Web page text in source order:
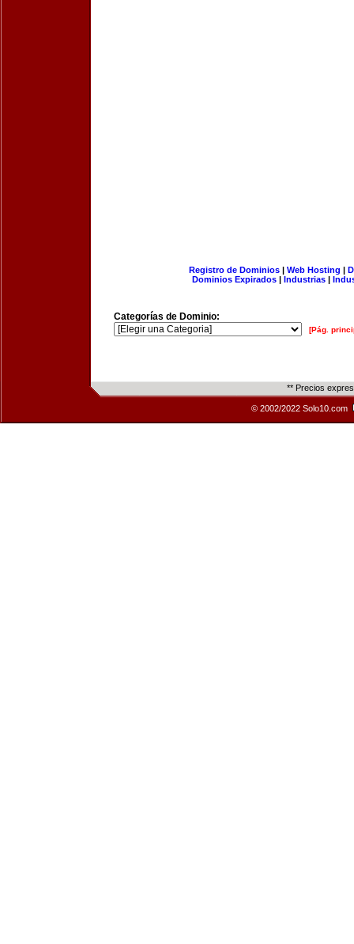
Registro de Dominios| Web Hosting |
Dominios Expirados | Industrias |
Categorías de Dominio:
[Pág.
** Precios
© 2002/2022 Solo10.com